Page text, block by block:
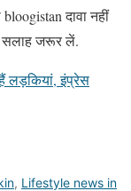
दावा नहीं
सलाह जरूर लें.
लड़कियां, इंप्रेस
, Lifestyle news in